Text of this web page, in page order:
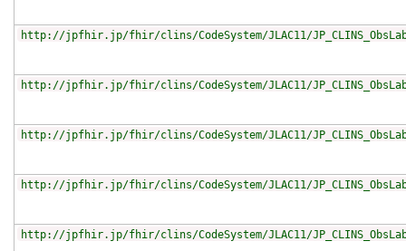
http://jpfhir.jp/fhir/clins/CodeSystem/JLAC11/
http://jpfhir.jp/fhir/clins/CodeSystem/JLAC11/
http://jpfhir.jp/fhir/clins/CodeSystem/JLAC11/
http://jpfhir.jp/fhir/clins/CodeSystem/JLAC11/
http://jpfhir.jp/fhir/clins/CodeSystem/JLAC11/